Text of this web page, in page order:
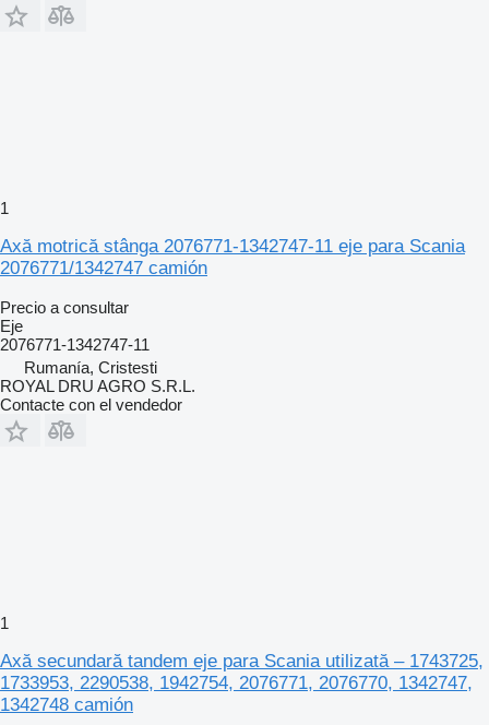
1
Axă motrică stânga 2076771-1342747-11 eje para Scania
2076771/1342747 camión
Precio a consultar
Eje
2076771-1342747-11
Rumanía, Cristesti
ROYAL DRU AGRO S.R.L.
Contacte con el vendedor
1
Axă secundară tandem eje para Scania utilizată – 1743725,
1733953, 2290538, 1942754, 2076771, 2076770, 1342747,
1342748 camión